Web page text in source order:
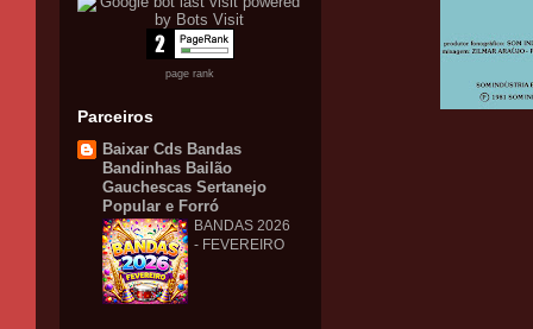
page rank
Parceiros
Baixar Cds Bandas
Bandinhas Bailão
Gauchescas Sertanejo
Popular e Forró
BANDAS 2026
- FEVEREIRO